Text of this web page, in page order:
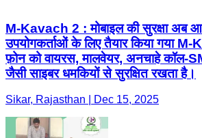
M-Kavach 2 : मोबाइल की सुरक्षा अब
उपयोगकर्ताओं के लिए तैयार किया गया
फ़ोन को वायरस, मालवेयर, अनचाहे कॉल-
जैसी साइबर धमकियों से सुरक्षित रखता है।
Sikar, Rajasthan | Dec 15, 2025